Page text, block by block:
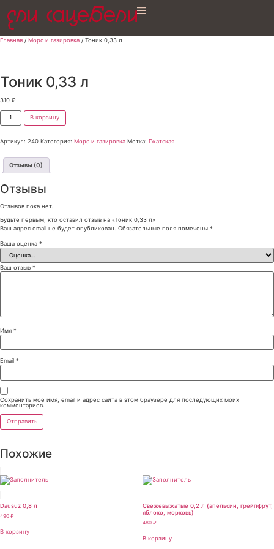
Главная / Морс и газировка / Тоник 0,33 л
Тоник 0,33 л
310 ₽
В корзину
Артикул: 240 Категория: Морс и газировка Метка: Гжатская
Отзывы (0)
Отзывы
Отзывов пока нет.
Будьте первым, кто оставил отзыв на «Тоник 0,33 л»
Ваш адрес email не будет опубликован. Обязательные поля помечены *
Ваша оценка *
Ваш отзыв *
Имя *
Email *
Сохранить моё имя, email и адрес сайта в этом браузере для последующих моих
комментариев.
Похожие
Dausuz 0,8 л
490 ₽
В корзину
Свежевыжатые 0,2 л (апельсин, грейпфрут,
яблоко, морковь)
480 ₽
В корзину